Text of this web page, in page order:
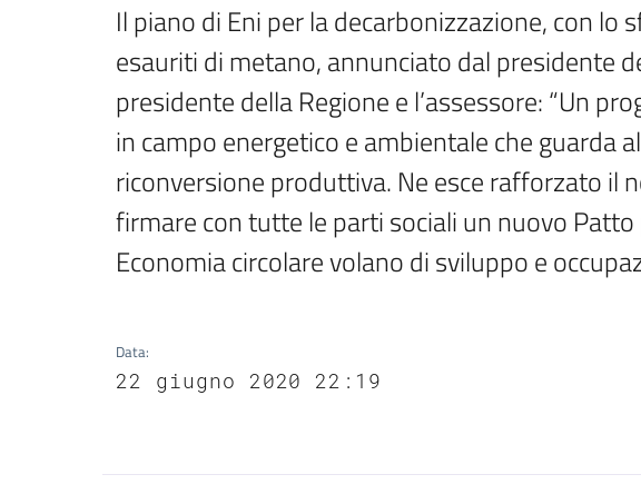
Il piano di Eni per la decarbonizzazione, con
esauriti di metano, annunciato dal presidente
presidente della Regione e l’assessore: “Un
in campo energetico e ambientale che guarda
riconversione produttiva. Ne esce rafforzato il
firmare con tutte le parti sociali un nuovo Patto
Economia circolare volano di sviluppo e
Data:
22 giugno 2020 22:19